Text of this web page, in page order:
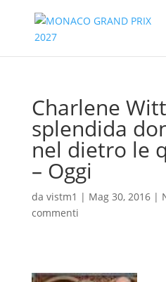
Charlene
splendida
nel dietro le
– Oggi
da vistm1 | Mag 30, 2016|
commenti